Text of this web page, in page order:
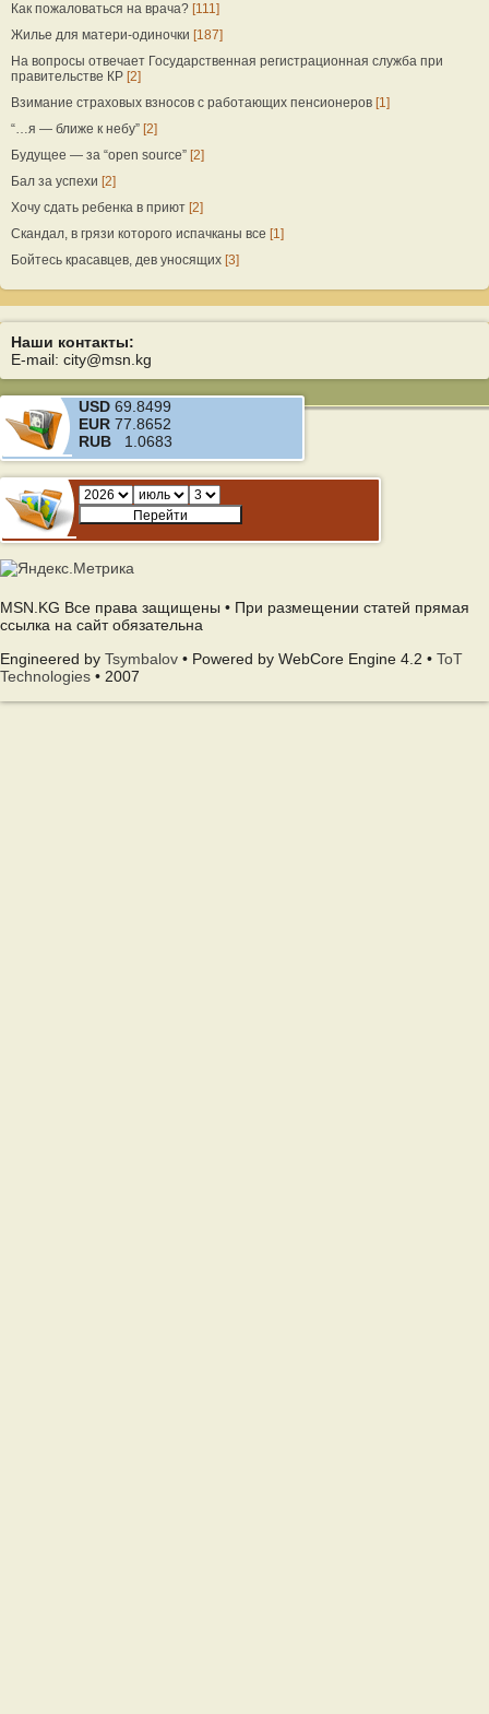
Как пожаловаться на врача? [111]
Жилье для матери-одиночки [187]
На вопросы отвечает Государственная регистрационная служба при
правительстве КР [2]
Взимание страховых взносов с работающих пенсионеров [1]
“…я — ближе к небу” [2]
Будущее — за “open source” [2]
Бал за успехи [2]
Хочу сдать ребенка в приют [2]
Скандал, в грязи которого испачканы все [1]
Бойтесь красавцев, дев уносящих [3]
Наши контакты:
E-mail: city@msn.kg
USD 69.8499
EUR 77.8652
RUB 1.0683
MSN.KG Все права защищены • При размещении статей прямая
ссылка на сайт обязательна
Engineered by Tsymbalov • Powered by WebCore Engine 4.2 • ToT
Technologies • 2007